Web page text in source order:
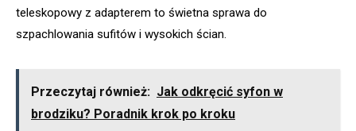
teleskopowy z adapterem to świetna sprawa do
szpachlowania sufitów i wysokich ścian.
Przeczytaj również: Jak odkręcić syfon w
brodziku? Poradnik krok po kroku